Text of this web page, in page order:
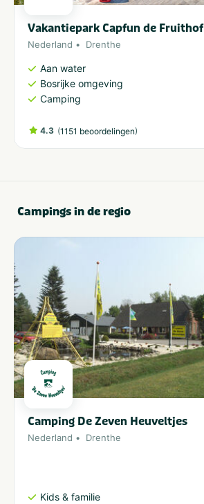
Vakantiepark Capfun de Fruithof
Nederland Drenthe
Aan water
Bosrijke omgeving
Camping
4.3 (1151 beoordelingen)
Campings in de regio
Camping De Zeven Heuveltjes
Nederland Drenthe
Kids & familie